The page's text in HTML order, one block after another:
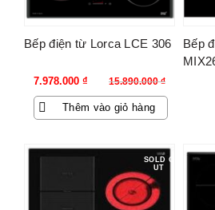
Bếp điện từ Lorca LCE 306
15.890.000₫
Giá
gốc
là:
7.978.000 ₫
Giá
hiện
tại
Thêm vào giỏ hàng
Bếp
SOLD O
UT